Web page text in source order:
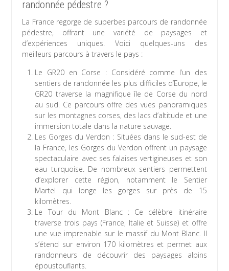
randonnée pédestre ?
La France regorge de superbes parcours de randonnée
pédestre, offrant une variété de paysages et
d’expériences uniques. Voici quelques-uns des
meilleurs parcours à travers le pays :
Le GR20 en Corse : Considéré comme l’un des
sentiers de randonnée les plus difficiles d’Europe, le
GR20 traverse la magnifique île de Corse du nord
au sud. Ce parcours offre des vues panoramiques
sur les montagnes corses, des lacs d’altitude et une
immersion totale dans la nature sauvage.
Les Gorges du Verdon : Situées dans le sud-est de
la France, les Gorges du Verdon offrent un paysage
spectaculaire avec ses falaises vertigineuses et son
eau turquoise. De nombreux sentiers permettent
d’explorer cette région, notamment le Sentier
Martel qui longe les gorges sur près de 15
kilomètres.
Le Tour du Mont Blanc : Ce célèbre itinéraire
traverse trois pays (France, Italie et Suisse) et offre
une vue imprenable sur le massif du Mont Blanc. Il
s’étend sur environ 170 kilomètres et permet aux
randonneurs de découvrir des paysages alpins
époustouflants.